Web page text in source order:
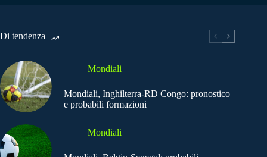
Di tendenza
Mondiali
Mondiali, Inghilterra-RD Congo: pronostico
e probabili formazioni
Mondiali